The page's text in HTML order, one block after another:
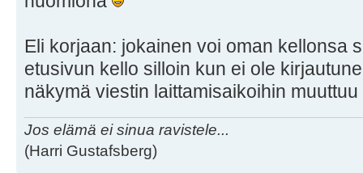
Eli korjaan: jokainen voi oman kellonsa
etusivun kello silloin kun ei ole
näkymä viestin laittamisaikoihin muuttuu
Jos elämä ei sinua ravistele...
(Harri Gustafsberg)